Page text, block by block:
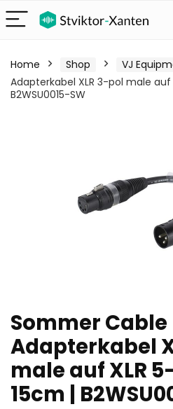
Home Shop VJ
Adapterkabel XLR 3-pol male
B2WSU0015-SW
Sommer Cable
Adapterkabel
male auf XLR
15cm |